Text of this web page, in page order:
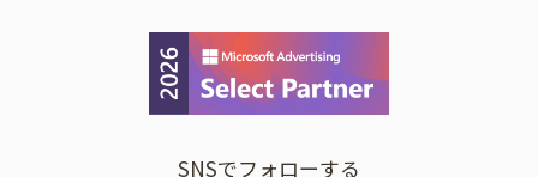
SNSでフォローする